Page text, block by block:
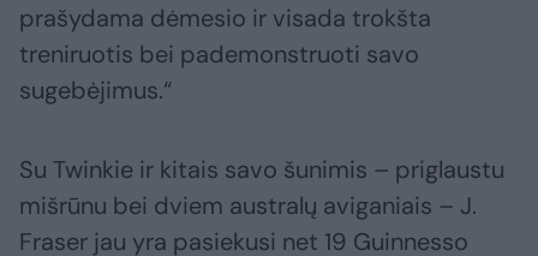
prašydama dėmesio ir visada trokšta
treniruotis bei pademonstruoti savo
sugebėjimus.“
Su Twinkie ir kitais savo šunimis – priglaustu
mišrūnu bei dviem australų aviganiais – J.
Fraser jau yra pasiekusi net 19 Guinnesso